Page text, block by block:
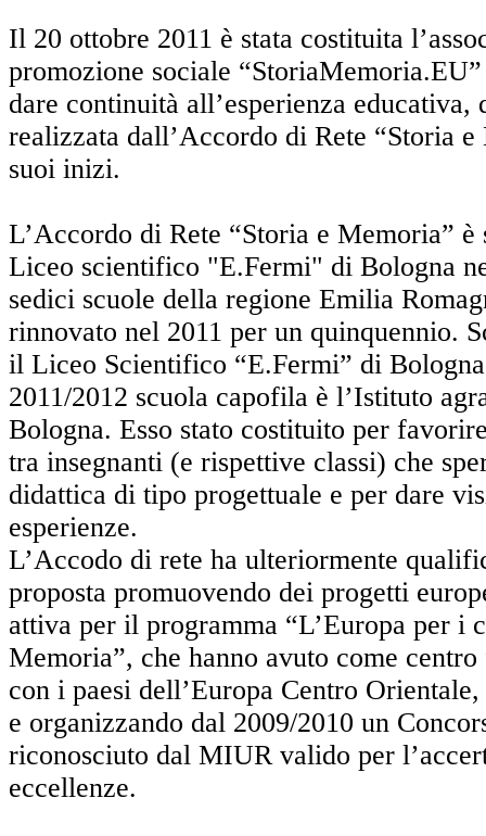
Il 20 ottobre 2011 è stata costituita
promozione sociale
dare continuità all’esperienza
realizzata dall’Accordo di Rete “Storia
suoi inizi.
L’Accordo di Rete “Storia e Memoria”
Liceo scientifico "E.Fermi" di Bologna
sedici scuole della regione Emilia
rinnovato nel 2011 per un quinquennio.
il Liceo Scientifico “E.Fermi” di
2011/2012 scuola capofila è l’Istituto
Bologna. Esso stato costituito per
tra insegnanti (e rispettive classi) che
didattica di tipo progettuale e per dare
esperienze.
L’Accodo di rete ha ulteriormente
proposta promuovendo dei progetti
attiva per il programma “L’Europa per i
Memoria”, che hanno avuto come
con i paesi dell’Europa Centro
e organizzando dal 2009/2010 un
riconosciuto dal MIUR valido per
eccellenze.